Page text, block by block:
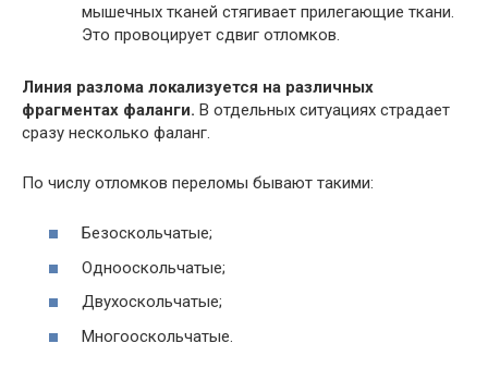
мышечных тканей стягивает прилегающие ткани.
Это провоцирует сдвиг отломков.
Линия разлома локализуется на различных
фрагментах фаланги. В отдельных ситуациях страдает
сразу несколько фаланг.
По числу отломков переломы бывают такими:
Безоскольчатые;
Однооскольчатые;
Двухоскольчатые;
Многооскольчатые.